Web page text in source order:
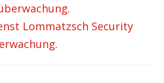
Lommatzsch Security